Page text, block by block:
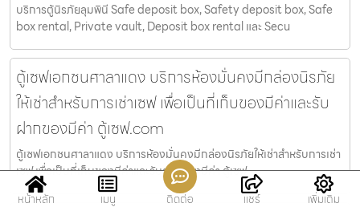
บริการตู้นิรภัยลุมพินี Safe deposit box, Safety deposit box, Safe
box rental, Private vault, Deposit box rental และ Secu
ตู้เซฟเอกชนศาลาแดง บริการห้องมั่นคงมีกล่องนิรภัย
ให้เช่าสำหรับการเช่าเซฟ เพื่อเป็นที่เก็บของมีค่าและรับ
ฝากของมีค่า ตู้เซฟ.com
ตู้เซฟเอกชนศาลาแดง บริการห้องมั่นคงมีกล่องนิรภัยให้เช่าสำหรับการเช่า
เซฟ เพื่อเป็นที่เก็บของมีค่าและรับฝากของมีค่า ตู้เซฟ
หน้าหลัก
เมนู ติดต่อ แชร์ เพิ่มเติม